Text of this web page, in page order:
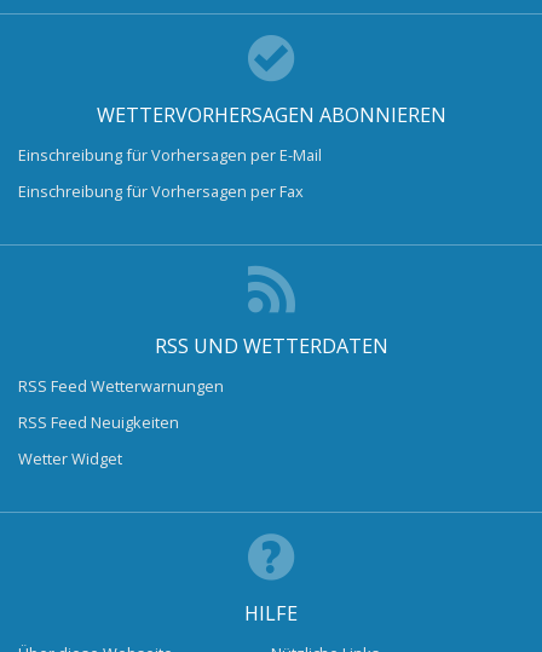
WETTERVORHERSAGEN ABONNIEREN
Einschreibung für Vorhersagen per E-Mail
Einschreibung für Vorhersagen per Fax
RSS UND WETTERDATEN
RSS Feed Wetterwarnungen
RSS Feed Neuigkeiten
Wetter Widget
HILFE